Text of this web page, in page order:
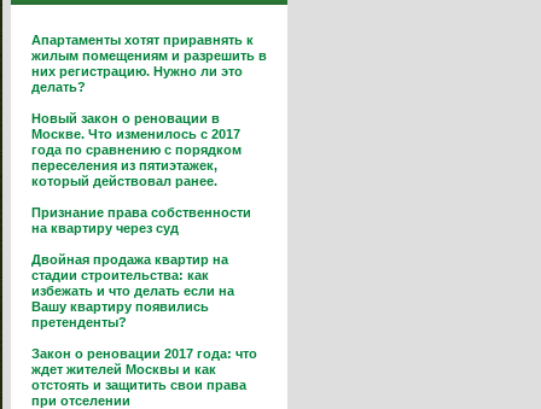
Апартаменты хотят приравнять к
жилым помещениям и разрешить в
них регистрацию. Нужно ли это
делать?
Новый закон о реновации в
Москве. Что изменилось с 2017
года по сравнению с порядком
переселения из пятиэтажек,
который действовал ранее.
Признание права собственности
на квартиру через суд
Двойная продажа квартир на
стадии строительства: как
избежать и что делать если на
Вашу квартиру появились
претенденты?
Закон о реновации 2017 года: что
ждет жителей Москвы и как
отстоять и защитить свои права
при отселении